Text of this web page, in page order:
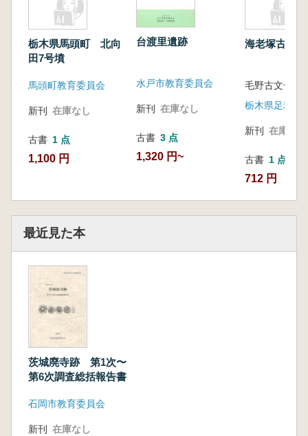
栃木県馬頭町 北向
田7号墳
馬頭町教育委員会
新刊 在庫なし
古書 1 点
1,100 円
台渡里遺跡
水戸市教育委員会
新刊 在庫なし
古書 3 点
1,320 円~
海老塚古墳
毛野古文化研
新刊 在庫なし
古書 1 点
712 円
最近見た本
茨城廃寺跡 第1次〜
第6次調査総括報告書
石岡市教育委員会
新刊 在庫なし